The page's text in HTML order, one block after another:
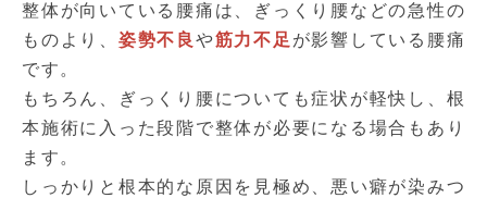
整体が向いている腰痛は、ぎっくり腰などの急性の
ものより、 姿勢不良 や筋力不足 が影響している腰痛
です。
もちろん、ぎっくり腰についても症状が軽快し、根
本施術に入った段階で整体が必要になる場合もあり
ます。
しっかりと根本的な原因を見極め、悪い癖が染みつ